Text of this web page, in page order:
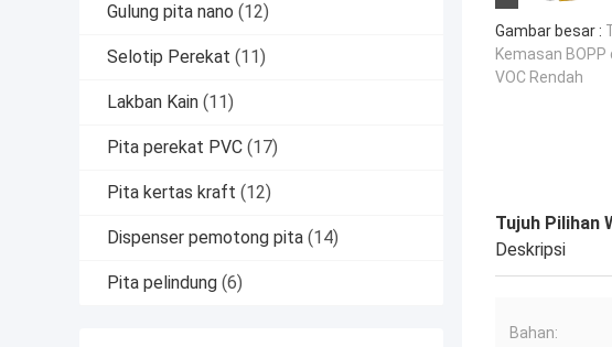
Gulung pita nano (12)
Selotip Perekat (11)
Lakban Kain (11)
Pita perekat PVC (17)
Pita kertas kraft (12)
Dispenser pemotong pita (14)
Pita pelindung (6)
Gambar besar :
Kemasan
VOC Rendah
Tujuh Pilihan
Deskripsi
Bahan: